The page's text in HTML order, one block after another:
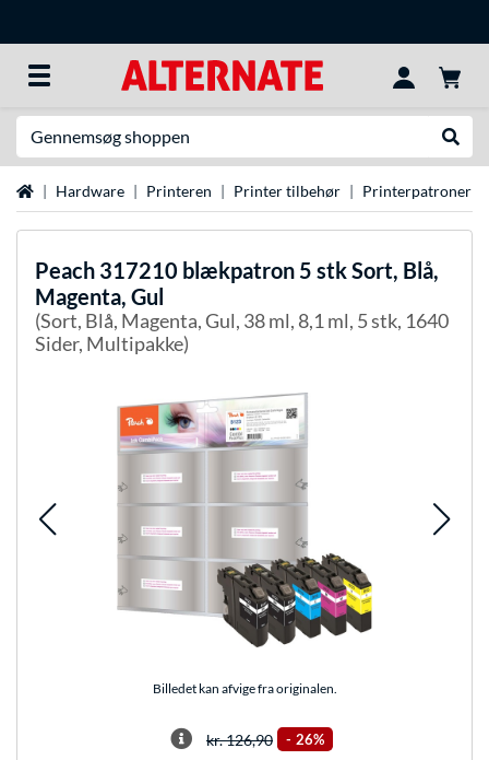
StartsideHardware Printeren Printer tilbehør Printerpatroner
Peach 317210 blækpatron 5 stk Sort, Blå,
Magenta, Gul
(Sort, Blå, Magenta, Gul, 38 ml, 8,1 ml, 5 stk, 1640
Sider, Multipakke)
Billedet kan afvige fra originalen.
kr. 126,90 - 26%